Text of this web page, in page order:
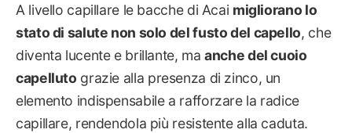
A livello capillare le bacche di Acai migliorano lo
stato di salute non solo del fusto del capello, che
diventa lucente e brillante, maanche del cuoio
capelluto grazie alla presenza di zinco, un
elemento indispensabile a rafforzare la radice
capillare, rendendola più resistente alla caduta.